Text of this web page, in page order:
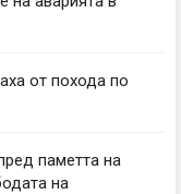
от похода по
паметта на
на